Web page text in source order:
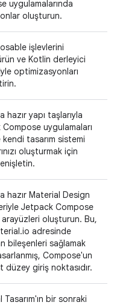
uygulamalarında
oluşturun.
işlevlerini
ve Kotlin derleyici
optimizasyonları
hazır yapı taşlarıyla
uygulamaları
kendi tasarım sistemi
oluşturmak için
hazır Material Design
Jetpack Compose
arayüzleri oluşturun. Bu,
adresinde
bileşenleri sağlamak
Compose'un
düzey giriş noktasıdır.
Tasarım'ın bir sonraki